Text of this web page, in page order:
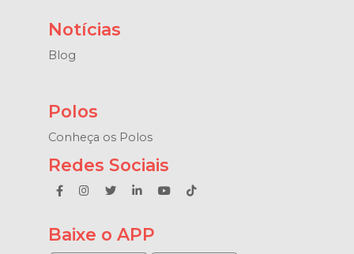
Notícias
Blog
Polos
Conheça os Polos
Redes Sociais
Baixe o APP